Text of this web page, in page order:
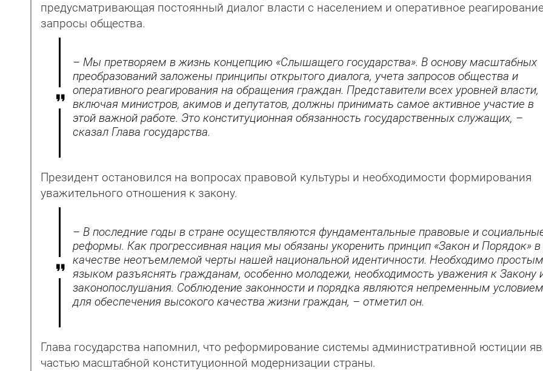
предусматривающая постоянный диалог власти с населением и оперативное
запросы общества.
– Мы претворяем в жизнь концепцию «Слышащего государства». В основу масштабных
преобразований заложены принципы открытого диалога, учета запросов общества и
оперативного реагирования на обращения граждан. Представители всех уровней власти,
включая министров, акимов и депутатов, должны принимать самое активное участие в
этой важной работе. Это конституционная обязанность государственных служащих, –
сказал Глава государства.
Президент остановился на вопросах правовой культуры и необходимости формирования
уважительного отношения к закону.
– В последние годы в стране осуществляются фундаментальные правовые и
реформы. Как прогрессивная нация мы обязаны укоренить принцип «Закон и Порядок» в
качестве неотъемлемой черты нашей национальной идентичности. Необходимо простым
языком разъяснять гражданам, особенно молодежи, необходимость уважения к Закону
законопослушания. Соблюдение законности и порядка являются непременным условием
для обеспечения высокого качества жизни граждан, – отметил он.
Глава государства напомнил, что реформирование системы административной юстиции
частью масштабной конститу­ционной модернизации страны.